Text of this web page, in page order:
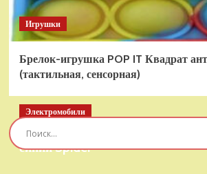
Игрушки
Брелок-игрушка POP IT Квадрат
(тактильная, сенсорная)
Электромобили
Детский электромобиль
синий Spider